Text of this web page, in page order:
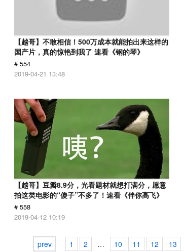
【越哥】不敢相信！500万成本就能拍出来这样的
国产片，真的惊艳到我了 速看《钢的琴》
# 554
2019-04-21 13:48
【越哥】豆瓣8.9分，光看题材就想打满分，愿意
拍这类电影的“傻子”不多了！速看《伴你高飞》
# 558
2019-04-12 10:19
prev 1 2 … 10 11 12 13